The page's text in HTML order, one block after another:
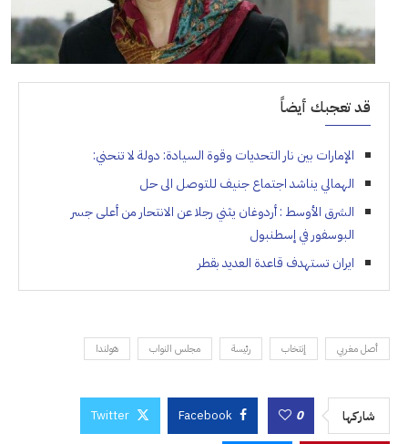
قد تعجبك أيضاً
الإمارات بين نار التحديات وقوة السيادة: دولة لا تنحني:
الهمالي يناشد اجتماع جنيف للتوصل الى حل
الشرق الأوسط : أردوغان يثني رجلا عن الانتحار من أعلى جسر
البوسفور في إسطنبول
ايران تستهدف قاعدة العديد بقطر
أصل مغربي إنتخاب رئيسة مجلس النواب هولندا
شاركها 0
Facebook
Twitter